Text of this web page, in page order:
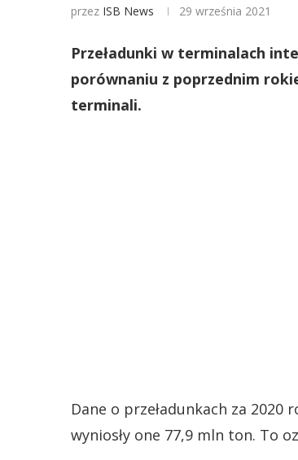
przez ISB News 29 września 2021
Przeładunki w terminalach
porównaniu z poprzednim
terminali.
Dane o przeładunkach za 2020
wyniosły one 77,9 mln ton. To